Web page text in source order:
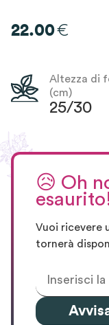
22.00€
Altezza di
(cm)
25/30
😥 Oh
Vuoi ricevere
tornerà